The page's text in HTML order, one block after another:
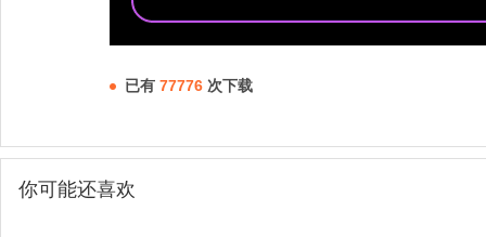
已有 77776 次下载
你可能还喜欢